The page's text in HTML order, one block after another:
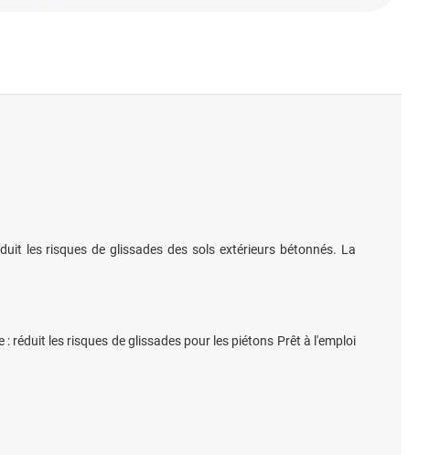
les risques de glissades des sols extérieurs bétonnés. La
les risques de glissades pour les piétons Prêt à l'emploi